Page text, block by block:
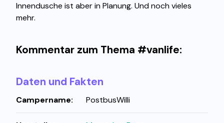
Innendusche ist aber in Planung. Und noch vieles
mehr.
Kommentar zum Thema #vanlife:
Daten und Fakten
Campername: PostbusWilli